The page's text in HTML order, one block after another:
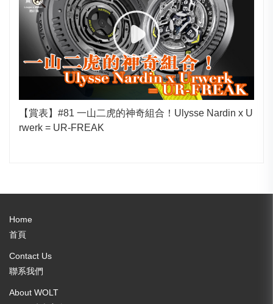
【賞表】#81 一山二虎的神奇組合！Ulysse Nardin x U
rwerk = UR-FREAK
Home
首頁
Contact Us
聯系我們
About WOLT